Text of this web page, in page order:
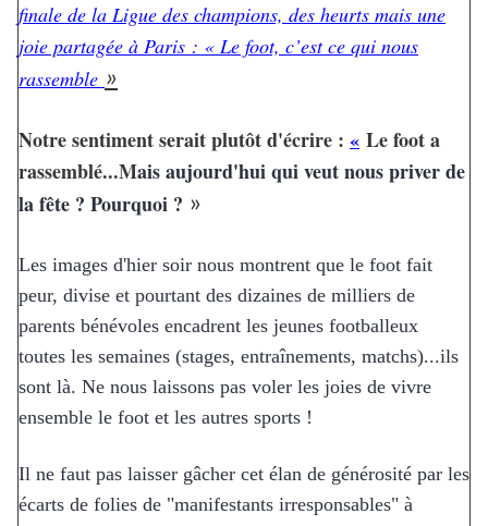
finale de la Ligue des champions, des heurts mais une
joie partagée à Paris : « Le foot, c’est ce qui nous
rassemble »
Notre sentiment serait plutôt d'écrire : « Le foot a
rassemblé...Mais aujourd'hui qui veut nous priver de
la fête ? Pourquoi ? »
Les images d'hier soir nous montrent que le foot fait
peur, divise et pourtant des dizaines de milliers de
parents bénévoles encadrent les jeunes footballeux
toutes les semaines (stages, entraînements, matchs)...ils
sont là. Ne nous laissons pas voler les joies de vivre
ensemble le foot et les autres sports !
Il ne faut pas laisser gâcher cet élan de générosité par les
écarts de folies de "manifestants irresponsables" à